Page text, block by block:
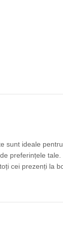
sunt ideale
preferințele
cei prezenți la